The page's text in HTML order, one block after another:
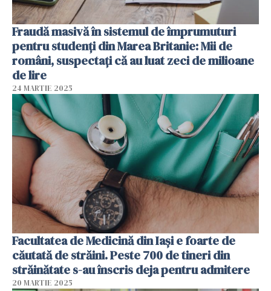
Fraudă masivă în sistemul de împrumuturi
pentru studenți din Marea Britanie: Mii de
români, suspectați că au luat zeci de milioane
de lire
24 MARTIE 2025
Facultatea de Medicină din Iași e foarte de
căutată de străini. Peste 700 de tineri din
străinătate s-au înscris deja pentru admitere
20 MARTIE 2025